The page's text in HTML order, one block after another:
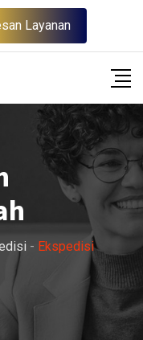
Layanan
- Ekspedisi